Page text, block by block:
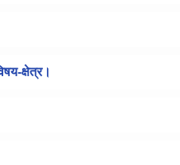
क्षेत्र।